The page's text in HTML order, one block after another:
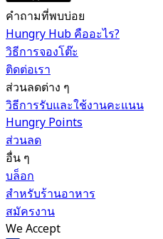
คำถามที่พบบ่อย
Hungry Hub คืออะไร?
วิธีการจองโต๊ะ
ติดต่อเรา
ส่วนลดต่าง ๆ
วิธีการรับและใช้งานคะแนน
Hungry Points
ส่วนลด
อื่น ๆ
บล็อก
สำหรับร้านอาหาร
สมัครงาน
We Accept